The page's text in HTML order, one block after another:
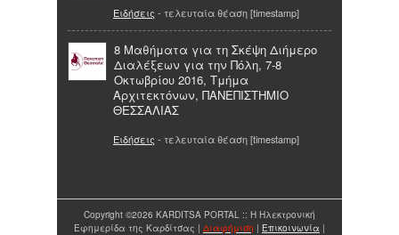
Ειδήσεις - τελευταία θέαση [timestamp]
8 Μαθήματα για τη Σκέψη Διήμερο
Διαλέξεων για την Πόλη, 7-8
Οκτωβρίου 2016, Τμήμα
Αρχιτεκτόνων, ΠΑΝΕΠΙΣΤΗΜΙΟ
ΘΕΣΣΑΛΙΑΣ
Ειδήσεις - τελευταία θέαση [timestamp]
Copyright ©2026 KARDITSA PORTAL :: Η Ηλεκτρονική
Εφημερίδα της Καρδίτσας | Διαφήμιση | Επικοινωνία |